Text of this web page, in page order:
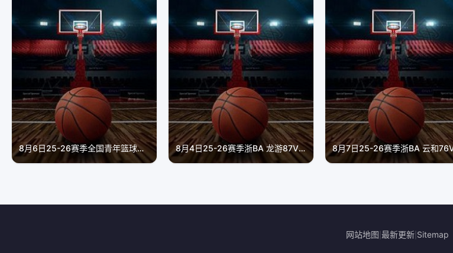
8月6日25-26赛季全国青年篮球联赛 天津荣钢64VS99北京首钢 8月4日25-26赛季浙BA 龙游87VS92常山
网站地图 最新更新 Sitemap